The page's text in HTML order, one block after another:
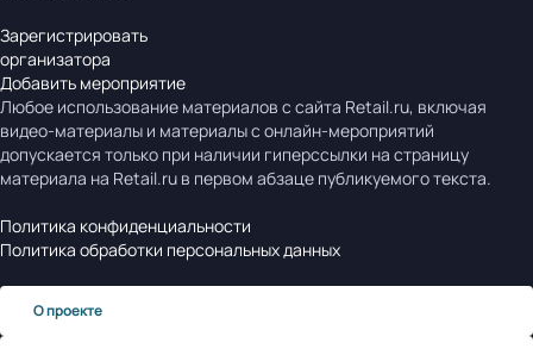
Зарегистрировать
организатора
Добавить мероприятие
Любое использование материалов с сайта Retail.ru, включая
видео-материалы и материалы с онлайн-мероприятий
допускается только при наличии гиперссылки на страницу
материала на Retail.ru в первом абзаце публикуемого текста.
Политика конфиденциальности
Политика обработки персональных данных
О проекте